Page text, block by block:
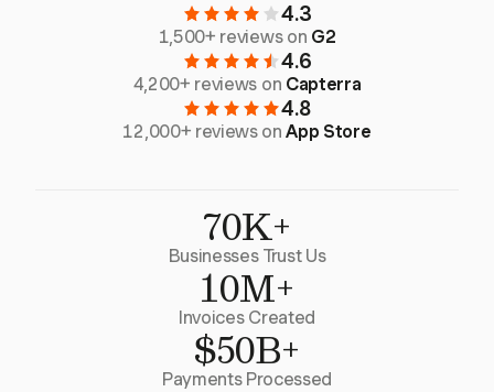
4.3
1,500+ reviews on G2
4.6
4,200+ reviews on Capterra
4.8
12,000+ reviews onApp Store
70K+
Businesses Trust Us
10M+
Invoices Created
$50B+
Payments Processed